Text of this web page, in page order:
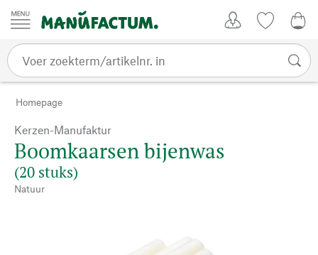
Passer au contenu
Homepage
Kerzen-Manufaktur
Boomkaarsen bijenwas
(20 stuks)
Natuur